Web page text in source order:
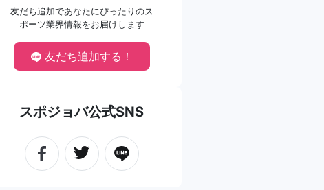
友だち追加であなたにぴったりのス
ポーツ業界情報をお届けします
友だち追加する！
スポジョバ公式SNS